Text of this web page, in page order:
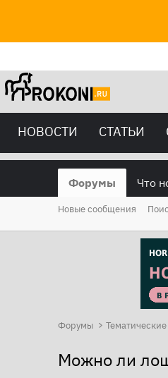
НОВОСТИ СТАТЬИ
Форумы Что
Новые сообщения
Форумы
Можно ли